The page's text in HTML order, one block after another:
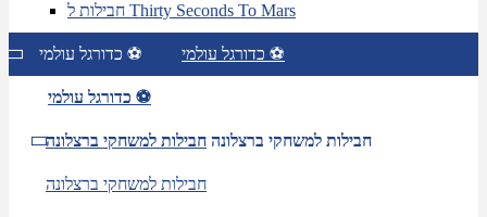
חבילות ל Thirty Seconds To Mars
כדורגל עולמי ⚽ כדורגל עולמי ⚽
כדורגל עולמי ⚽
חבילות למשחקי ברצלונה חבילות למשחקי ברצלונה
חבילות למשחקי ברצלונה